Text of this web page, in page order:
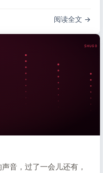
，等着地下的火烧。 有的
阅读全文
SHUGO
音，过了一会儿还有，